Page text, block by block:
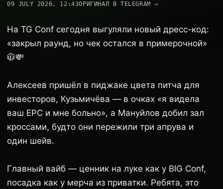
09 JULY 2026, 12:43ОРИГИНАЛ В TELEGRAM →
На TG Conf сегодня выгуляли новый дресс-код:
«закрыл раунд, но чек остался в примерочной»
🧥💸
Алексеев пришёл в пиджаке цвета питча для
инвесторов, Кузьмичёва — в очках «я видела
ваш EPC и мне больно», а Мануйлов добил зал
кроссами, будто они пережили три апрува и
один шейв.
Главный вайб — ценник на луке как у BIG Conf,
посадка как у мерча из приватки. Ребята, это